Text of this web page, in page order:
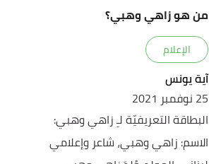
من هو زاهي وهبي؟
الإعلام
آية يونس
25 نوفمبر 2021
البطاقة التعريفيّة لـِ زاهي وهبي:
الاسم: زاهي وهبي، شاعر وإعلامي